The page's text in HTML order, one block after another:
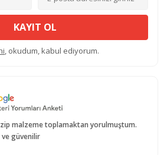
KAYIT OL
, okudum, kabul ediyorum.
malzeme toplamaktan yorulmuştum.
ve güvenilir